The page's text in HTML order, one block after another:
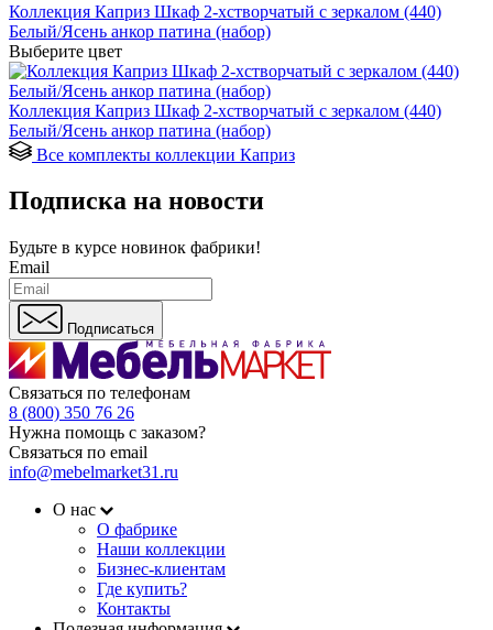
Коллекция Каприз Шкаф 2-хстворчатый с зеркалом (440)
Белый/Ясень анкор патина (набор)
Выберите цвет
Коллекция Каприз Шкаф 2-хстворчатый с зеркалом (440)
Белый/Ясень анкор патина (набор)
Все комплекты коллекции Каприз
Подписка на новости
Будьте в курсе новинок фабрики!
Email
Подписаться
Связаться по телефонам
8 (800) 350 76 26
Нужна помощь с заказом?
Связаться по email
info@mebelmarket31.ru
О нас
О фабрике
Наши коллекции
Бизнес-клиентам
Где купить?
Контакты